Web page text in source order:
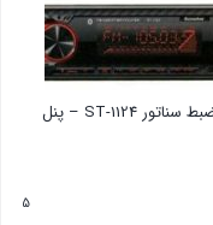
پخش ضبط سناتور ST-1124 – پنل
5